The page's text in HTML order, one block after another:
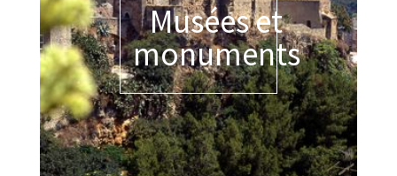
Musées et
monuments